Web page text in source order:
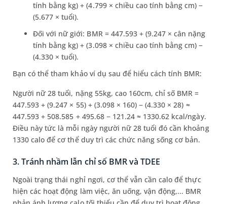
tính bằng kg) + (4.799 × chiều cao tính bằng cm) −
(5.677 × tuổi).
Đối với nữ giới: BMR = 447.593 + (9.247 × cân nặng
tính bằng kg) + (3.098 × chiều cao tính bằng cm) −
(4.330 × tuổi).
Bạn có thể tham khảo ví dụ sau để hiểu cách tính BMR:
Người nữ 28 tuổi, nặng 55kg, cao 160cm, chỉ số BMR =
447.593 + (9.247 × 55) + (3.098 × 160) − (4.330 × 28) ≈
447.593 + 508.585 + 495.68 − 121.24 ≈ 1330.62 kcal/ngày.
Điều này tức là mỗi ngày người nữ 28 tuổi đó cần khoảng
1330 calo để cơ thể duy trì các chức năng sống cơ bản.
3. Tránh nhầm lẫn chỉ số BMR và TDEE
Ngoài trạng thái nghỉ ngơi, cơ thể vẫn cần calo để thực
hiện các hoạt động làm việc, ăn uống, vận động,... BMR